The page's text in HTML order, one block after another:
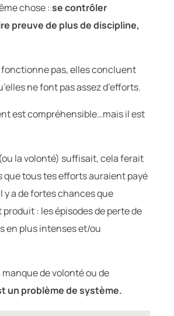
chose :se contrôler
preuve de plus de discipline,
fonctionne pas, elles concluent
ne font pas assez d’efforts.
est compréhensible…mais il est
la volonté) suffisait, cela ferait
que tous tes efforts auraient payé
y a de fortes chances que
produit : les épisodes de perte de
en plus intenses et/ou
manque de volonté ou de
un problème de système.